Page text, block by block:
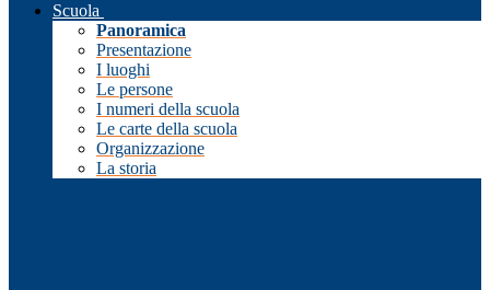
Scuola
Panoramica
Presentazione
I luoghi
Le persone
I numeri della scuola
Le carte della scuola
Organizzazione
La storia